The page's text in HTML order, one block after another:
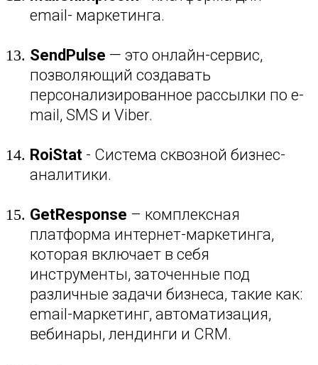
email- маркетинга.
SendPulse — это онлайн-сервис,
позволяющий создавать
персонализированное рассылки по e-
mail, SMS и Viber.
RoiStat - Система сквозной бизнес-
аналитики.
GetResponse – комплексная
платформа интернет-маркетинга,
которая включает в себя
инструменты, заточенные под
различные задачи бизнеса, такие как:
email-маркетинг, автоматизация,
вебинары, лендинги и CRM.